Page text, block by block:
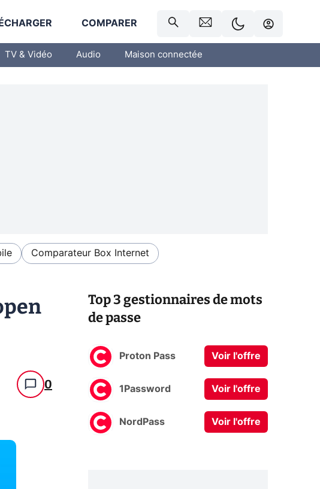
COMPARER
TV & Vidéo Audio Maison connectée
Comparateur Box Internet
0
Top 3 gestionnaires de mots
de passe
Proton Pass Voir l'offre
1Password Voir l'offre
NordPass Voir l'offre